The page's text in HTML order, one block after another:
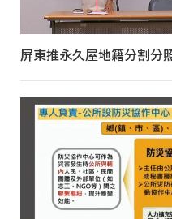
屏東推永久屋地籍分割分